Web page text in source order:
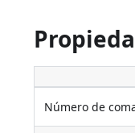
Número de